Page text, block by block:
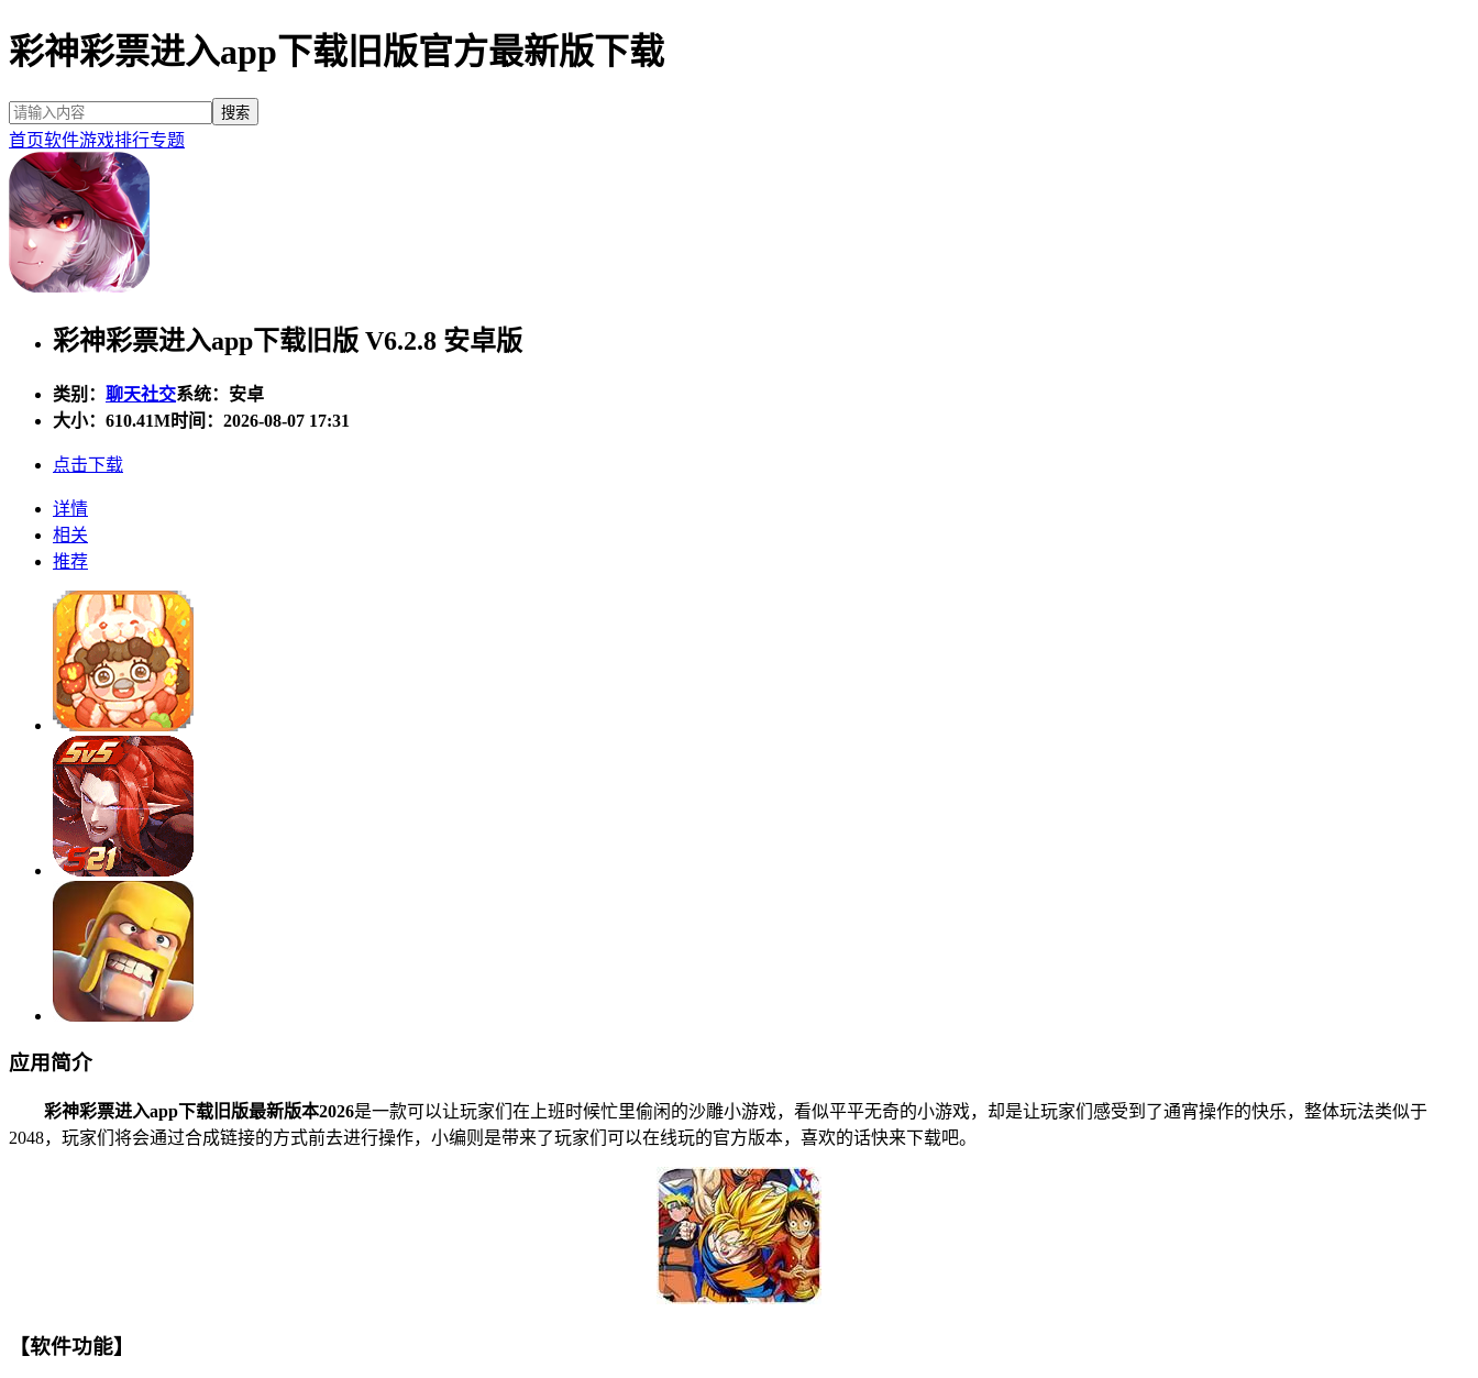
彩神彩票进入app下载旧版官方最新版下载
首页软件游戏排行专题
彩神彩票进入app下载旧版 V6.2.8 安卓版
类别： 聊天社交系统：安卓
大小： 610.41M时间：2026-08-07 17:31
点击下载
详情
相关
推荐
应用简介
彩神彩票进入app下载旧版最新版本2026是一款可以让玩家们在上班时候忙里偷闲的沙雕小游戏，看似平平无奇的小游戏，却是让玩家们感受到了通宵操作的快乐，整体玩法类似于
2048，玩家们将会通过合成链接的方式前去进行操作，小编则是带来了玩家们可以在线玩的官方版本，喜欢的话快来下载吧。
【软件功能】